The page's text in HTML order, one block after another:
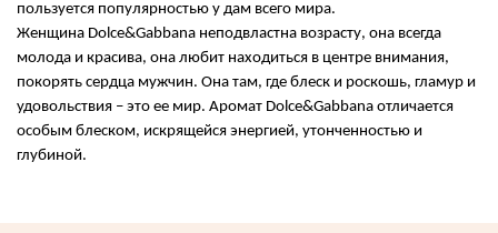
пользуется популярностью у дам всего мира.
Женщина Dolce&Gabbana неподвластна возрасту, она всегда
молода и красива, она любит находиться в центре внимания,
покорять сердца мужчин. Она там, где блеск и роскошь, гламур и
удовольствия – это ее мир. Аромат Dolce&Gabbana отличается
особым блеском, искрящейся энергией, утонченностью и
глубиной.